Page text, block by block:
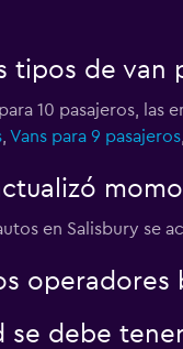
tipos de van
10 pasajeros, las
, Vans para 9 pasajeros,
en Salisbury se
operadores
se debe